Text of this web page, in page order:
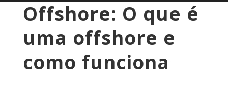
Offshore: O que é
uma offshore e
como funciona